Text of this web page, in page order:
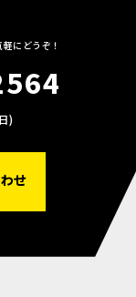
にどうぞ！
)
せ